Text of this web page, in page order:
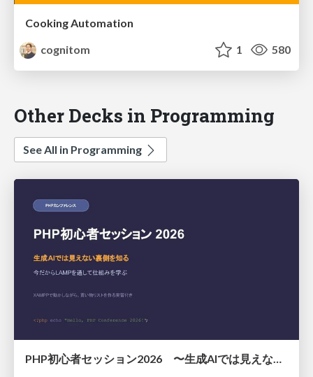
Cooking Automation
cognitom
1 580
Other Decks in Programming
See All in Programming